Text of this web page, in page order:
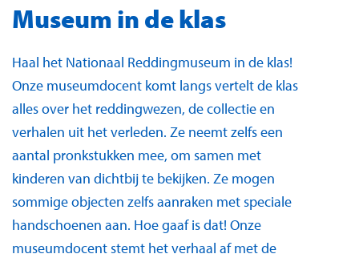
Museum in de klas
Haal het Nationaal Reddingmuseum in de klas!
Onze museumdocent komt langs vertelt de klas
alles over het reddingwezen, de collectie en
verhalen uit het verleden. Ze neemt zelfs een
aantal pronkstukken mee, om samen met
kinderen van dichtbij te bekijken. Ze mogen
sommige objecten zelfs aanraken met speciale
handschoenen aan. Hoe gaaf is dat! Onze
museumdocent stemt het verhaal af met de